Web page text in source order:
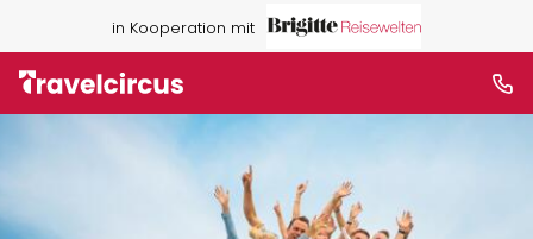
in Kooperation mit